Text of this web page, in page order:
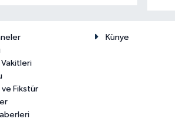
Vakitleri
ve Fikstür
Künye